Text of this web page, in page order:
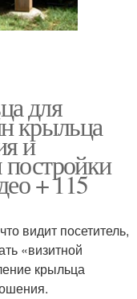
для
крыльца
и
+ 115
видит посетитель,
«визитной
крыльца